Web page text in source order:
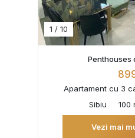
1 / 10
Penthouses
Apartament cu 3
Sibiu
100
Vezi mai